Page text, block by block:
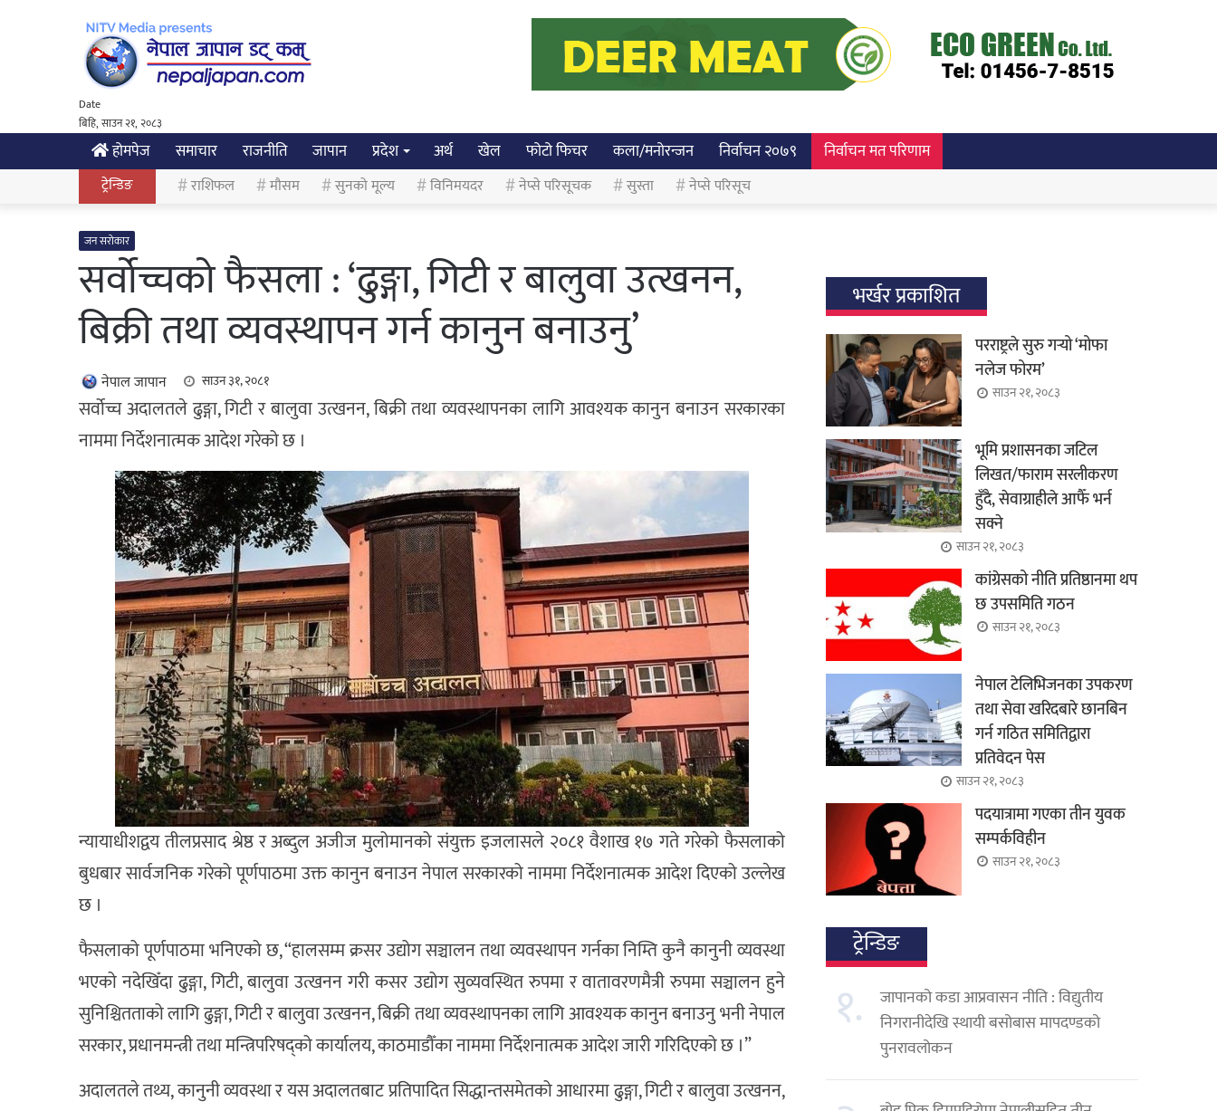
Date
बिहि, साउन २१, २०८३
होमपेज समाचार राजनीति जापान प्रदेश अर्थ खेल फोटो फिचर कला/मनोरन्जन निर्वाचन २०७९ निर्वाचन मत परिणाम
ट्रेन्डिङ राशिफल मौसम सुनको मूल्य विनिमयदर नेप्से परिसूचक सुस्ता नेप्से परिसूच
जन सरोकार
सर्वोच्चको फैसला : ‘ढुङ्गा, गिटी र बालुवा उत्खनन,
बिक्री तथा व्यवस्थापन गर्न कानुन बनाउनु’
नेपाल जापान साउन ३१, २०८१
सर्वोच्च अदालतले ढुङ्गा, गिटी र बालुवा उत्खनन, बिक्री तथा व्यवस्थापनका लागि आवश्यक कानुन बनाउन सरकारका
नाममा निर्देशनात्मक आदेश गरेको छ ।
न्यायाधीशद्वय तीलप्रसाद श्रेष्ठ र अब्दुल अजीज मुलोमानको संयुक्त इजलासले २०८१ वैशाख १७ गते गरेको फैसलाको
बुधबार सार्वजनिक गरेको पूर्णपाठमा उक्त कानुन बनाउन नेपाल सरकारको नाममा निर्देशनात्मक आदेश दिएको उल्लेख
छ ।
फैसलाको पूर्णपाठमा भनिएको छ, “हालसम्म क्रसर उद्योग सञ्चालन तथा व्यवस्थापन गर्नका निम्ति कुनै कानुनी व्यवस्था
भएको नदेखिँदा ढुङ्गा, गिटी, बालुवा उत्खनन गरी कसर उद्योग सुव्यवस्थित रुपमा र वातावरणमैत्री रुपमा सञ्चालन हुने
सुनिश्चितताको लागि ढुङ्गा, गिटी र बालुवा उत्खनन, बिक्री तथा व्यवस्थापनका लागि आवश्यक कानुन बनाउनु भनी नेपाल
सरकार, प्रधानमन्त्री तथा मन्त्रिपरिषद्को कार्यालय, काठमाडौँका नाममा निर्देशनात्मक आदेश जारी गरिदिएको छ ।”
अदालतले तथ्य, कानुनी व्यवस्था र यस अदालतबाट प्रतिपादित सिद्धान्तसमेतको आधारमा ढुङ्गा, गिटी र बालुवा उत्खनन,
भर्खर प्रकाशित
परराष्ट्रले सुरु गर्‍यो ‘मोफा
नलेज फोरम’
साउन २१, २०८३
भूमि प्रशासनका जटिल
लिखत/फाराम सरलीकरण
हुँदै, सेवाग्राहीले आफैँ भर्न
सक्ने
साउन २१, २०८३
कांग्रेसको नीति प्रतिष्ठानमा थप
छ उपसमिति गठन
साउन २१, २०८३
नेपाल टेलिभिजनका उपकरण
तथा सेवा खरिदबारे छानबिन
गर्न गठित समितिद्वारा
प्रतिवेदन पेस
साउन २१, २०८३
पदयात्रामा गएका तीन युवक
सम्पर्कविहीन
साउन २१, २०८३
ट्रेन्डिङ
१.
जापानको कडा आप्रवासन नीति : विद्युतीय
निगरानीदेखि स्थायी बसोबास मापदण्डको
पुनरावलोकन